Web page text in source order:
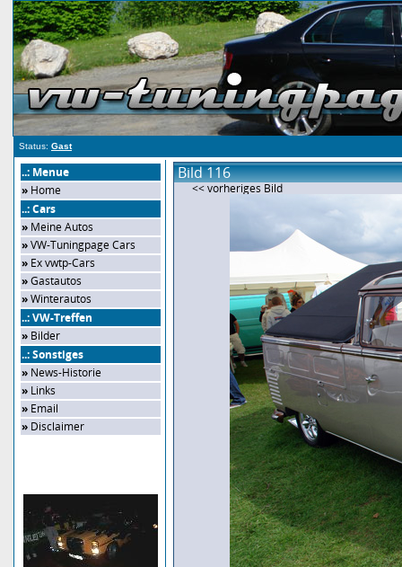
Status: Gast
..: Menue
» Home
..: Cars
» Meine Autos
»VW-Tuningpage Cars
» Ex vwtp-Cars
»Gastautos
»Winterautos
..: VW-Treffen
» Bilder
..: Sonstiges
» News-Historie
» Links
» Email
» Disclaimer
Bild 116
<< vorheriges Bild